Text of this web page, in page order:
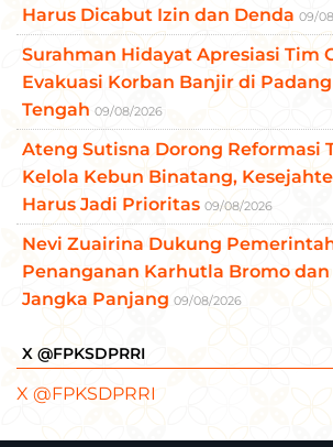
Harus Dicabut Izin dan Denda 09/
Surahman Hidayat Apresiasi Tim
Evakuasi Korban Banjir di
Tengah 09/08/2026
Ateng Sutisna Dorong Reformasi
Kelola Kebun Binatang,
Harus Jadi Prioritas 09/08/2026
Nevi Zuairina Dukung
Penanganan Karhutla Bromo dan
Jangka Panjang 09/08/2026
X @FPKSDPRRI
X @FPKSDPRRI